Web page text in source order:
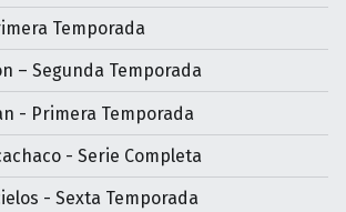
Temporada
– Segunda Temporada
- Primera Temporada
- Serie Completa
- Sexta Temporada